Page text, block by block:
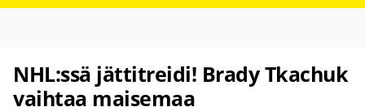
NHL:ssä jättitreidi! Brady Tkachuk
vaihtaa maisemaa